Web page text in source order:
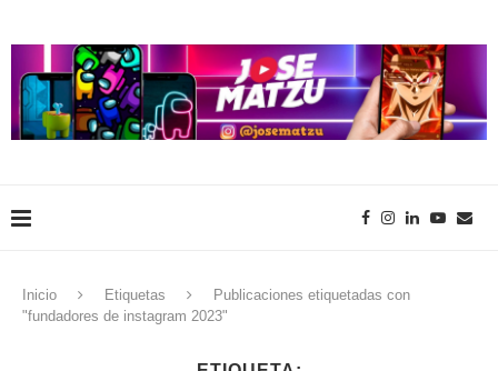
Inicio Etiquetas
Publicaciones etiquetadas con
"fundadores de instagram 2023"